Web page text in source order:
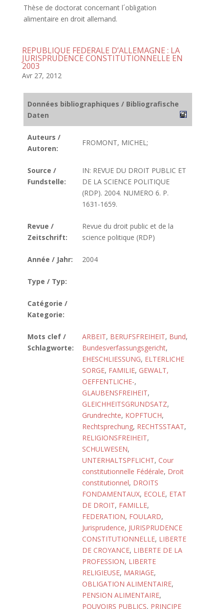
Thèse de doctorat concernant l´obligation
alimentaire en droit allemand.
REPUBLIQUE FEDERALE D’ALLEMAGNE : LA
JURISPRUDENCE CONSTITUTIONNELLE EN
2003
Avr 27, 2012
Données bibliographiques / Bibliografische
Daten
Auteurs /
Autoren:
FROMONT, MICHEL;
Source /
Fundstelle:
IN: REVUE DU DROIT PUBLIC ET
DE LA SCIENCE POLITIQUE
(RDP). 2004. NUMERO 6. P.
1631-1659.
Revue /
Zeitschrift:
Revue du droit public et de la
science politique (RDP)
Année / Jahr: 2004
Type / Typ:
Catégorie /
Kategorie:
Mots clef /
Schlagworte:
ARBEIT, BERUFSFREIHEIT, Bund,
Bundesverfassungsgericht,
EHESCHLIESSUNG, ELTERLICHE
SORGE, FAMILIE, GEWALT,
OEFFENTLICHE-,
GLAUBENSFREIHEIT,
GLEICHHEITSGRUNDSATZ,
Grundrechte, KOPFTUCH,
Rechtsprechung, RECHTSSTAAT,
RELIGIONSFREIHEIT,
SCHULWESEN,
UNTERHALTSPFLICHT, Cour
constitutionnelle Fédérale, Droit
constitutionnel, DROITS
FONDAMENTAUX, ECOLE, ETAT
DE DROIT, FAMILLE,
FEDERATION, FOULARD,
Jurisprudence, JURISPRUDENCE
CONSTITUTIONNELLE, LIBERTE
DE CROYANCE, LIBERTE DE LA
PROFESSION, LIBERTE
RELIGIEUSE, MARIAGE,
OBLIGATION ALIMENTAIRE,
PENSION ALIMENTAIRE,
POUVOIRS PUBLICS, PRINCIPE